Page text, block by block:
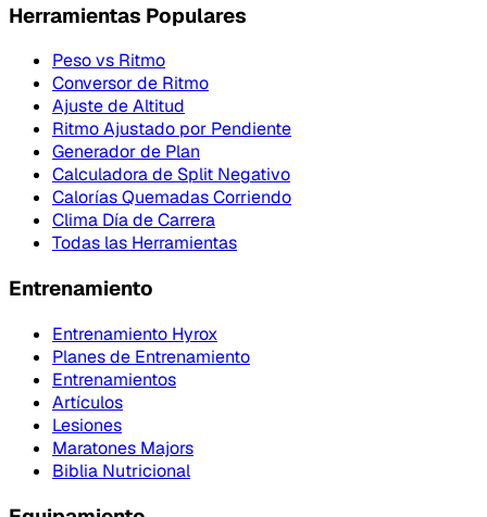
Herramientas Populares
Peso vs Ritmo
Conversor de Ritmo
Ajuste de Altitud
Ritmo Ajustado por Pendiente
Generador de Plan
Calculadora de Split Negativo
Calorías Quemadas Corriendo
Clima Día de Carrera
Todas las Herramientas
Entrenamiento
Entrenamiento Hyrox
Planes de Entrenamiento
Entrenamientos
Artículos
Lesiones
Maratones Majors
Biblia Nutricional